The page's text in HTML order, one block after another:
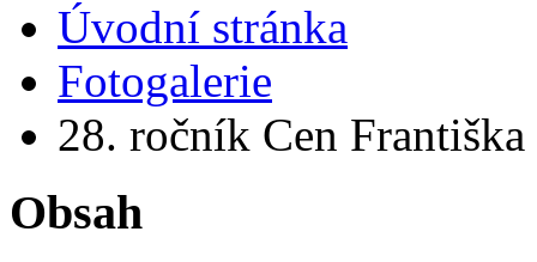
Úvodní stránka
Fotogalerie
28. ročník Cen
Obsah